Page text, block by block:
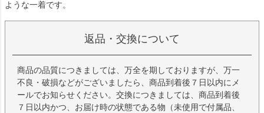
ような一着です。
返品・交換について
商品の品質につきましては、万全を期しておりますが、万一
不良・破損などがございましたら、商品到着後７日以内にメ
ールでお知らせください。交換につきましては、商品到着後
７日以内かつ、お届け時の状態である物（未使用で付属品、